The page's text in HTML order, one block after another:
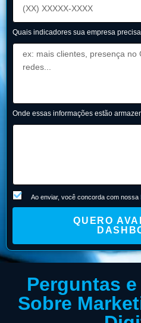
Quais indicadores sua empresa
Onde essas informações estão
Ao enviar, você concorda com nossa
QUERO
Perguntas
Sobre